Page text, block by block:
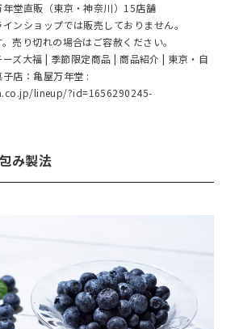
年堂直販（東京・神奈川）15店舗
ンショップでは販売しておりません。
売り切れの場合はご容赦ください。
ズ大福 | 季節限定商品 | 商品紹介 | 東京・自
店：亀屋万年堂 :
lineup/?id=1656290245-
み製法